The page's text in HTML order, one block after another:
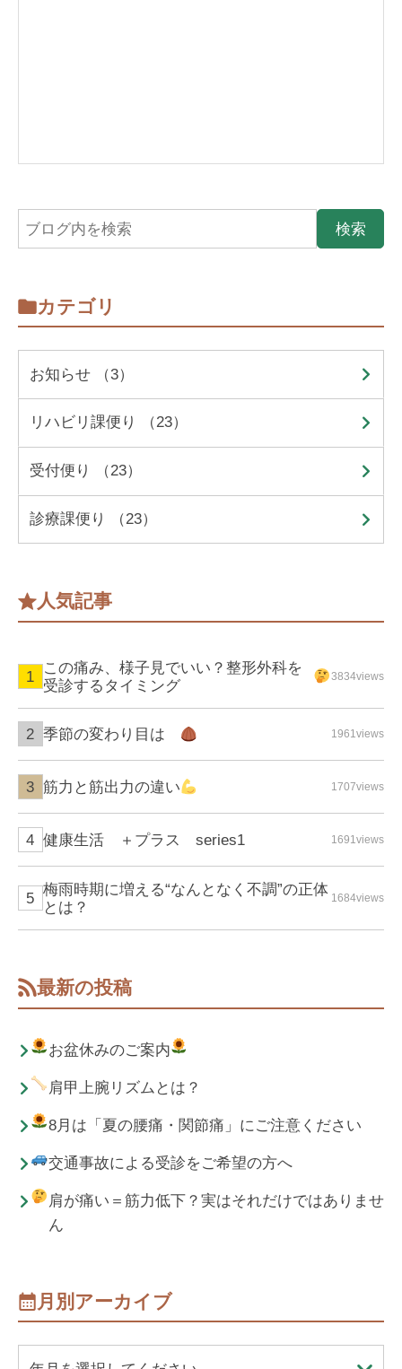
カテゴリ
お知らせ （3）
リハビリ課便り （23）
受付便り （23）
診療課便り （23）
人気記事
この痛み、様子見でいい？整形外科を
受診するタイミング
3834views
季節の変わり目は 1961views
筋力と筋出力の違い 1707views
健康生活 ＋プラス series1 1691views
梅雨時期に増える“なんとなく不調”の正体
とは？
1684views
最新の投稿
お盆休みのご案内
肩甲上腕リズムとは？
8月は「夏の腰痛・関節痛」にご注意ください
交通事故による受診をご希望の方へ
肩が痛い＝筋力低下？実はそれだけではありませ
ん
月別アーカイブ